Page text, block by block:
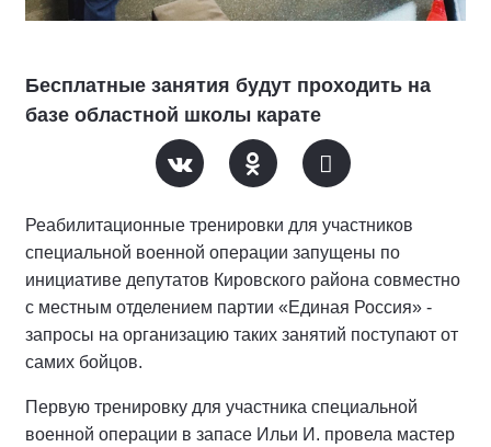
Бесплатные занятия будут проходить на
базе областной школы карате
Реабилитационные тренировки для участников
специальной военной операции запущены по
инициативе депутатов Кировского района совместно
с местным отделением партии «Единая Россия» -
запросы на организацию таких занятий поступают от
самих бойцов.
Первую тренировку для участника специальной
военной операции в запасе Ильи И. провела мастер